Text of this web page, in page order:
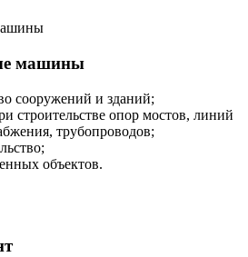
машины
сооружений и зданий;
строительстве опор мостов, линий
трубопроводов;
объектов.